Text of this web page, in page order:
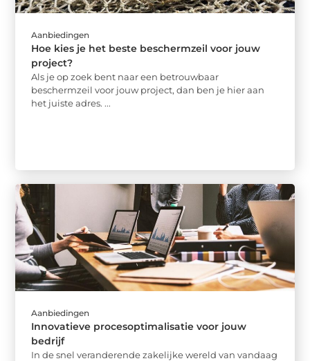
Aanbiedingen
Hoe kies je het beste beschermzeil voor jouw
project?
Als je op zoek bent naar een betrouwbaar
beschermzeil voor jouw project, dan ben je hier aan
het juiste adres. ...
Aanbiedingen
Innovatieve procesoptimalisatie voor jouw
bedrijf
In de snel veranderende zakelijke wereld van vandaag